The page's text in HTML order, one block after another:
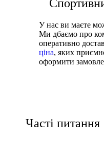
У нас ви маєте
Ми дбаємо про
оперативно
ціна, яких
оформити
Часті питання